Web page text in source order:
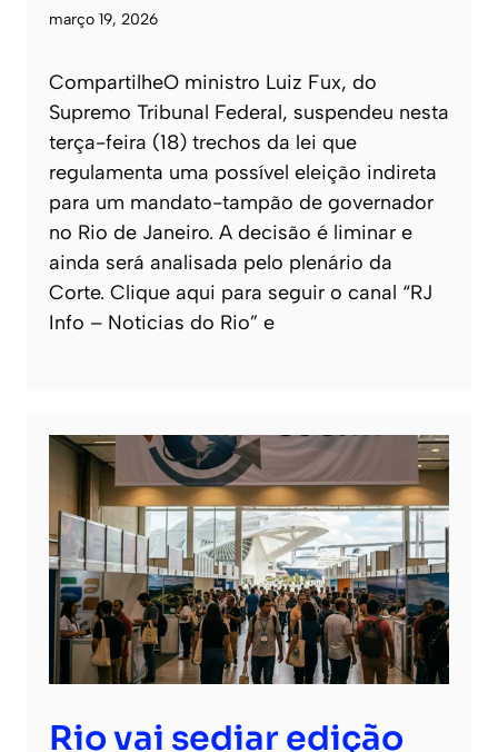
março 19, 2026
CompartilheO ministro Luiz Fux, do
Supremo Tribunal Federal, suspendeu nesta
terça-feira (18) trechos da lei que
regulamenta uma possível eleição indireta
para um mandato-tampão de governador
no Rio de Janeiro. A decisão é liminar e
ainda será analisada pelo plenário da
Corte. Clique aqui para seguir o canal “RJ
Info – Noticias do Rio” e
Rio vai sediar edição